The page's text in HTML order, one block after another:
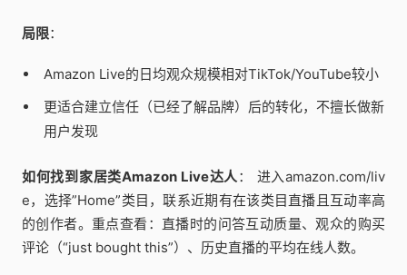
局限：
Amazon Live的日均观众规模相对TikTok/YouTube较小
更适合建立信任（已经了解品牌）后的转化，不擅长做新
用户发现
如何找到家居类Amazon Live达人： 进入amazon.com/liv
e，选择”Home”类目，联系近期有在该类目直播且互动率高
的创作者。重点查看：直播时的问答互动质量、观众的购买
评论（“just bought this”）、历史直播的平均在线人数。